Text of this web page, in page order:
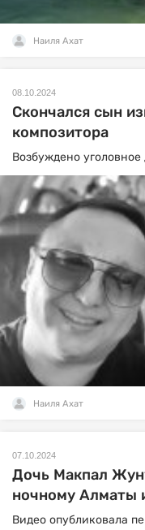
Наиля Ахат
08.10.2024
Скончался сын
композитора
Возбуждено уголовное
Наиля Ахат
07.10.2024
Дочь Макпал
ночному Алматы
Видео опубликовала